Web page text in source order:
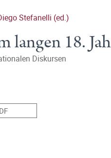
Stefanelli (ed.)
langen 18.
Diskursen